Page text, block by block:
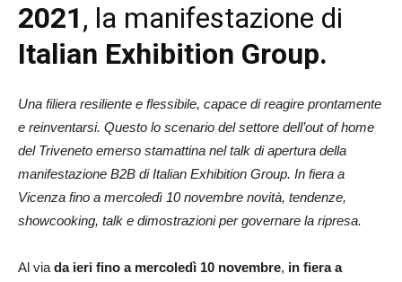
2021, la manifestazione di
Italian Exhibition Group.
Una filiera resiliente e flessibile, capace di reagire prontamente
e reinventarsi. Questo lo scenario del settore dell’out of home
del Triveneto emerso stamattina nel talk di apertura della
manifestazione B2B di Italian Exhibition Group. In fiera a
Vicenza fino a mercoledì 10 novembre novità, tendenze,
showcooking, talk e dimostrazioni per governare la ripresa.
Al via da ieri fino a mercoledì 10 novembre, in fiera a